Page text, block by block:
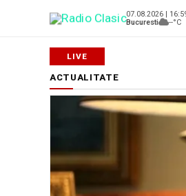
07.08.2026 |
Bucuresti
--°C
ACTUALITATE